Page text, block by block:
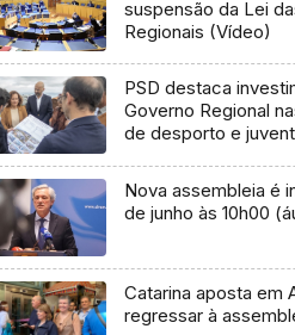
suspensão da Lei
Regionais (Vídeo)
PSD destaca
Governo Regional
de desporto e
Nova assembleia é
de junho às 10h00
Catarina aposta em
regressar à